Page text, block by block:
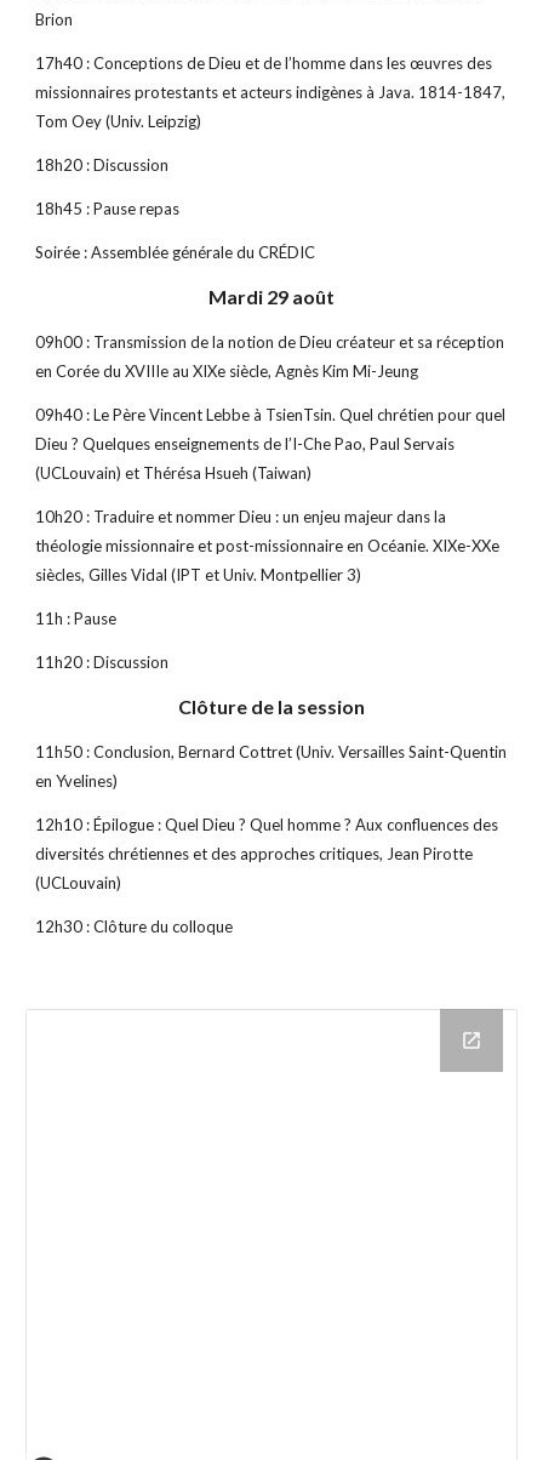
Brion
17h40 : Conceptions de Dieu et de l’homme dans les œuvres des
missionnaires protestants et acteurs indigènes à Java. 1814-1847,
Tom Oey (Univ. Leipzig)
18h20 : Discussion
18h45 : Pause repas
Soirée : Assemblée générale du CRÉDIC
Mardi 29 août
09h00 : Transmission de la notion de Dieu créateur et sa réception
en Corée du XVIIIe au XIXe siècle, Agnès Kim Mi-Jeung
09h40 : Le Père Vincent Lebbe à TsienTsin. Quel chrétien pour quel
Dieu ? Quelques enseignements de l’I-Che Pao, Paul Servais
(UCLouvain) et Thérésa Hsueh (Taiwan)
10h20 : Traduire et nommer Dieu : un enjeu majeur dans la
théologie missionnaire et post-missionnaire en Océanie. XIXe-XXe
siècles, Gilles Vidal (IPT et Univ. Montpellier 3)
11h : Pause
11h20 : Discussion
Clôture de la session
11h50 : Conclusion, Bernard Cottret (Univ. Versailles Saint-Quentin
en Yvelines)
12h10 : Épilogue : Quel Dieu ? Quel homme ? Aux confluences des
diversités chrétiennes et des approches critiques, Jean Pirotte
(UCLouvain)
12h30 : Clôture du colloque